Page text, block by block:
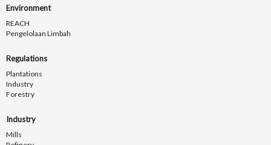
Environment
REACH
Pengelolaan Limbah
Regulations
Plantations
Industry
Forestry
Industry
Mills